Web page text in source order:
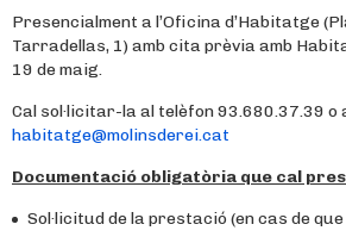
Presencialment a l’Oficina d’Habitatge
Tarradellas, 1) amb cita prèvia amb
19 de maig.
Cal sol·licitar-la al telèfon 93.680.37.39
habitatge@molinsderei.cat
Documentació obligatòria que cal
Sol·licitud de la prestació (en cas de